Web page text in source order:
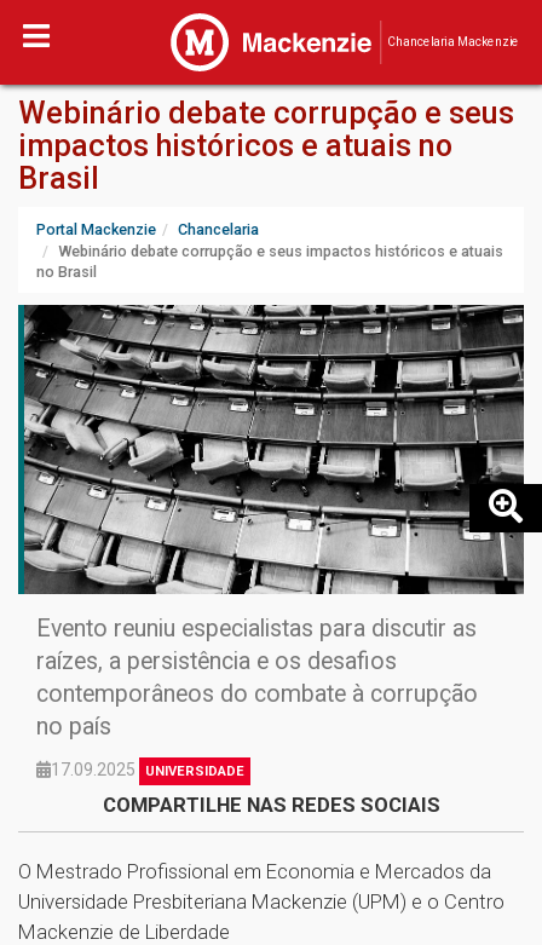
Chancelaria Mackenzie
Webinário debate corrupção e seus
impactos históricos e atuais no
Brasil
Portal Mackenzie
Chancelaria
Webinário debate corrupção e seus impactos históricos e atuais
no Brasil
Evento reuniu especialistas para discutir as
raízes, a persistência e os desafios
contemporâneos do combate à corrupção
no país
17.09.2025 UNIVERSIDADE
COMPARTILHE NAS REDES SOCIAIS
O Mestrado Profissional em Economia e Mercados da
Universidade Presbiteriana Mackenzie (UPM) e o Centro
Mackenzie de Liberdade